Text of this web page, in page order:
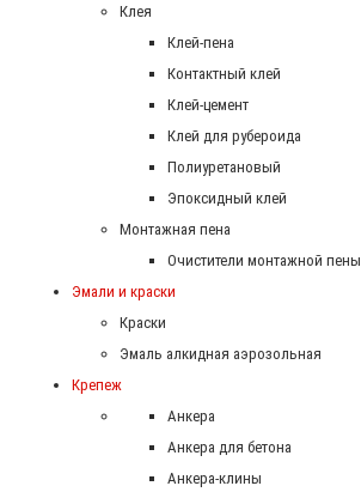
Клея
Клей-пена
Контактный клей
Клей-цемент
Клей для рубероида
Полиуретановый
Эпоксидный клей
Монтажная пена
Очистители монтажной пены
Эмали и краски
Краски
Эмаль алкидная аэрозольная
Крепеж
Анкера
Анкера для бетона
Анкера-клины